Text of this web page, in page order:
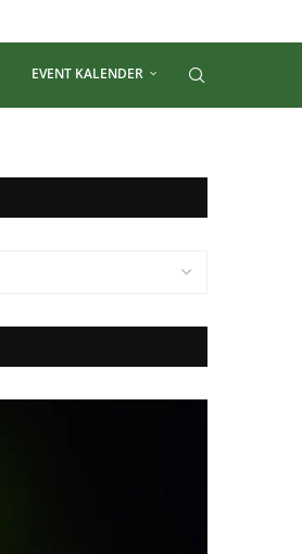
EVENT KALENDER